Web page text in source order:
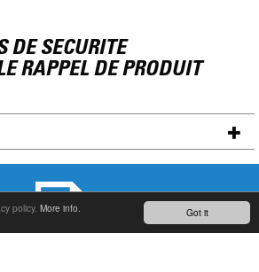
Got it
policy. More info.
DE SECURITE
RAPPEL DE PRODUIT